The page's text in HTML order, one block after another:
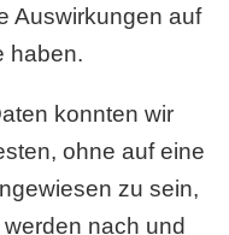
Auswirkungen auf
haben.
konnten wir
ohne auf eine
zu sein,
nach und